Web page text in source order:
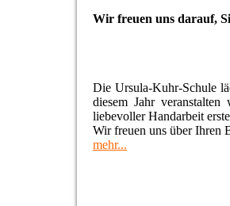
Wir freuen uns darauf,
Die Ursula-Kuhr-Schule
diesem Jahr
liebevoller Handarbeit
Wir freuen uns über Ihren
mehr...